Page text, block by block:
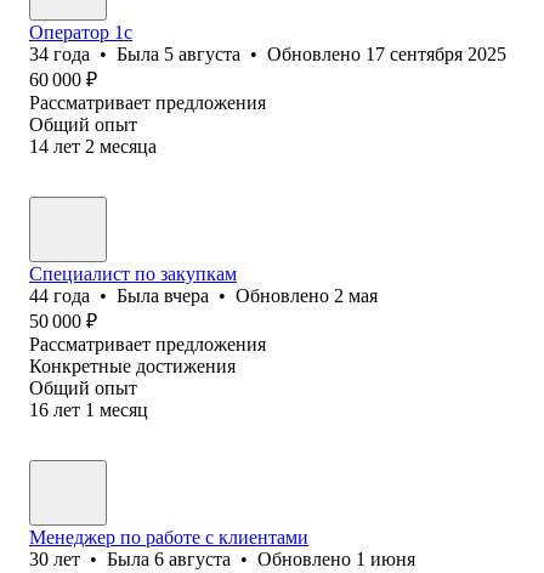
Оператор 1с
34 года • Была 5 августа • Обновлено 17 сентября 2025
60 000 ₽
Рассматривает предложения
Общий опыт
14 лет 2 месяца
Специалист по закупкам
44 года • Была вчера • Обновлено 2 мая
50 000 ₽
Рассматривает предложения
Конкретные достижения
Общий опыт
16 лет 1 месяц
Менеджер по работе с клиентами
30 лет • Была 6 августа • Обновлено 1 июня